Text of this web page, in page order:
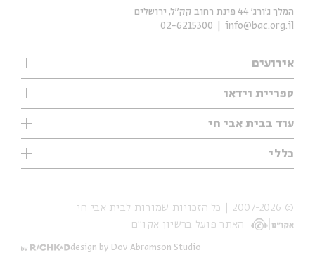
אירועים
עיון
אנגלית
נוער
סדרות
אירועי עבר
אירועים בירושלים
ספריית וידאו
ילדים
מוזיקה
עיון
מיוחדים
עוד בבית אבי חי
תערוכות
מיוחדים
כללי
אודות
הצהרת נגישות
תנאי שימוש והצהרת פרטיות
המלך ג'ורג' 44 פינת רחוב קק״ל, ירושלים
info@bac.org.il
02-6215300
© 2007-2026 | כל הזכויות שמורות לבית אבי חי
האתר פועל ברשיון אקו״ם
design by Dov Abramson Studio